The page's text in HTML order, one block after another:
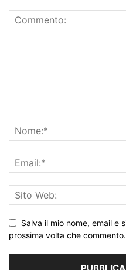
Salva il mio nome, email e
prossima volta che commento.